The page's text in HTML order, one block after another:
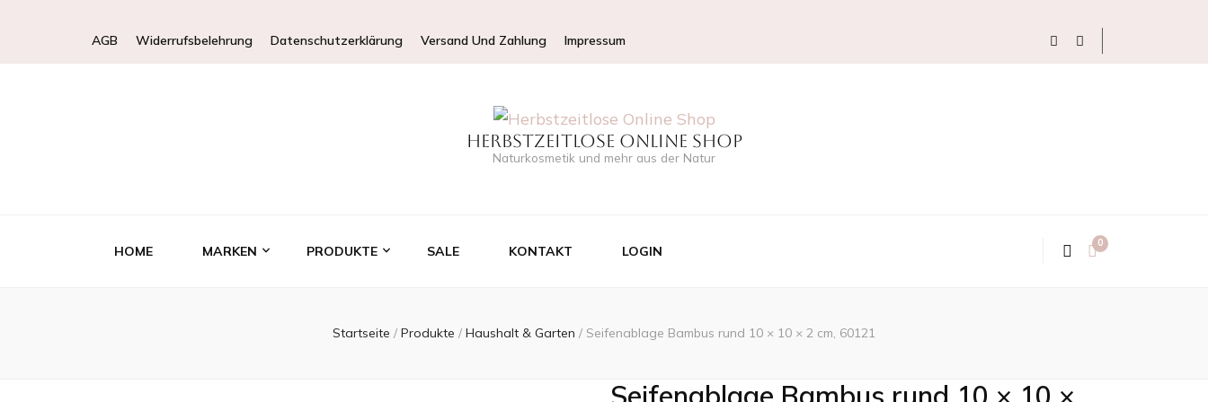
AGB Widerrufsbelehrung Datenschutzerklärung Versand Und Zahlung Impressum
Herbstzeitlose Online Shop
Naturkosmetik und mehr aus der Natur
HOME MARKEN PRODUKTE SALE KONTAKT LOGIN
0
Startseite / Produkte / Haushalt & Garten / Seifenablage Bambus rund 10 × 10 × 2 cm, 60121